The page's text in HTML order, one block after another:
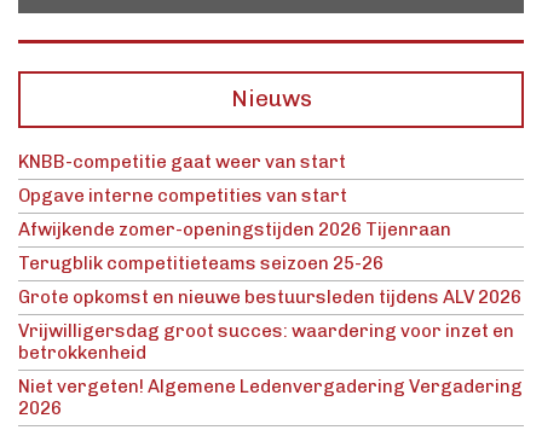
Nieuws
KNBB-competitie gaat weer van start
Opgave interne competities van start
Afwijkende zomer-openingstijden 2026 Tijenraan
Terugblik competitieteams seizoen 25-26
Grote opkomst en nieuwe bestuursleden tijdens ALV 2026
Vrijwilligersdag groot succes: waardering voor inzet en
betrokkenheid
Niet vergeten! Algemene Ledenvergadering Vergadering
2026